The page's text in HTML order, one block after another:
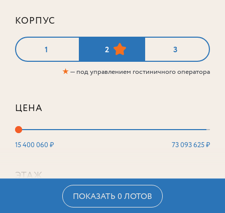
КОРПУС
1 2 3
★— под управлением гостиничного оператора
ЦЕНА
15 400 060 ₽ 73 093 625 ₽
ЭТАЖ
ПОКАЗАТЬ 0 ЛОТОВ